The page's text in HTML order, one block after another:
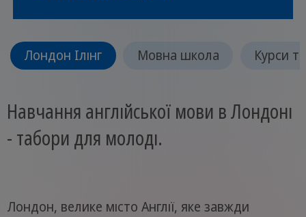
Лондон Ілінг Мовна школа Курси
Навчання англійської мови в Лондоні
- табори для молоді.
Лондон, велике місто Англії, яке завжди